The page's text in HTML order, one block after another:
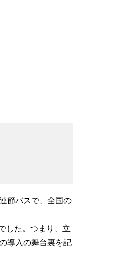
節バスで、全国の
した。つまり、立
導入の舞台裏を記